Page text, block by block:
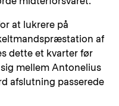
at lukrere på
af
dette et kvarter før
mellem Antonelius
afslutning passerede